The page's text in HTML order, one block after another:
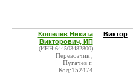
Кошелев Никита
Викторович, ИП
(ИНН:644503482800)
Перевозчик ,
Пугачев г.
Код:152474
Виктор